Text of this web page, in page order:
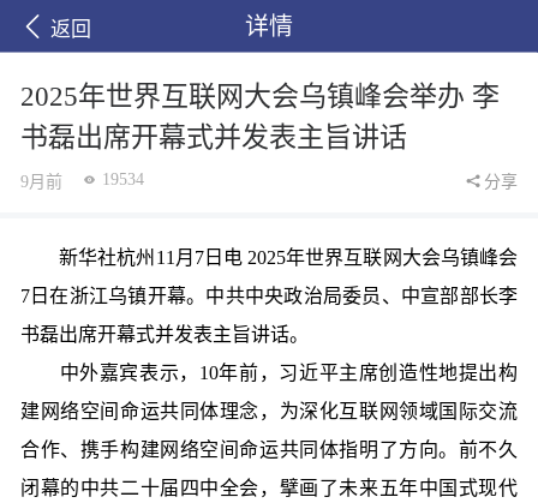
返回 详情
2025年世界互联网大会乌镇峰会举办 李
书磊出席开幕式并发表主旨讲话
9月前 19534 分享
新华社杭州11月7日电 2025年世界互联网大会乌镇峰会
7日在浙江乌镇开幕。中共中央政治局委员、中宣部部长李
书磊出席开幕式并发表主旨讲话。
中外嘉宾表示，10年前，习近平主席创造性地提出构
建网络空间命运共同体理念，为深化互联网领域国际交流
合作、携手构建网络空间命运共同体指明了方向。前不久
闭幕的中共二十届四中全会，擘画了未来五年中国式现代